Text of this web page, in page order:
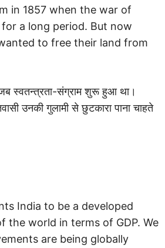
in 1857 when the war of
a long period. But now
to free their land from
स्वतन्त्रता-संग्राम शुरू हुआ था।
उनकी गुलामी से छुटकारा पाना चाहते
India to be a developed
the world in terms of GDP. We
are being globally